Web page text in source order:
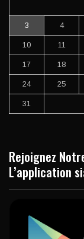
3 4
10 11
17 18
24 25
31
Rejoignez
L’application